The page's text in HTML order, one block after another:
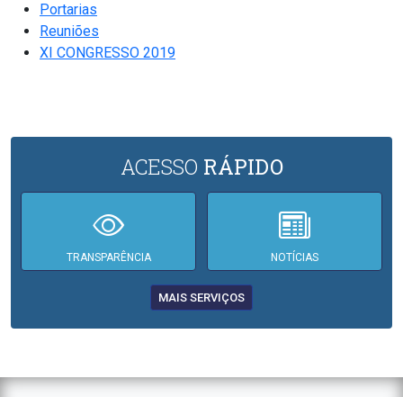
Portarias
Reuniões
XI CONGRESSO 2019
ACESSO RÁPIDO
TRANSPARÊNCIA NOTÍCIAS
MAIS SERVIÇOS